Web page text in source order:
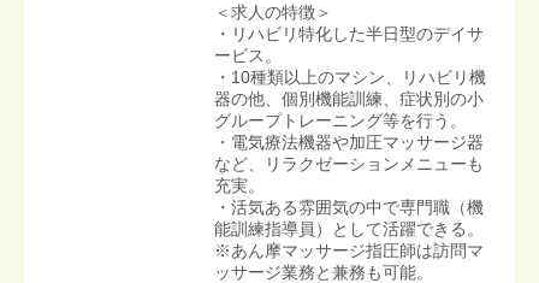
＜求人の特徴＞
・リハビリ特化した半日型のデイサ
ービス。
・10種類以上のマシン、リハビリ機
器の他、個別機能訓練、症状別の小
グループトレーニング等を行う。
・電気療法機器や加圧マッサージ器
など、リラクゼーションメニューも
充実。
・活気ある雰囲気の中で専門職（機
能訓練指導員）として活躍できる。
※あん摩マッサージ指圧師は訪問マ
ッサージ業務と兼務も可能。